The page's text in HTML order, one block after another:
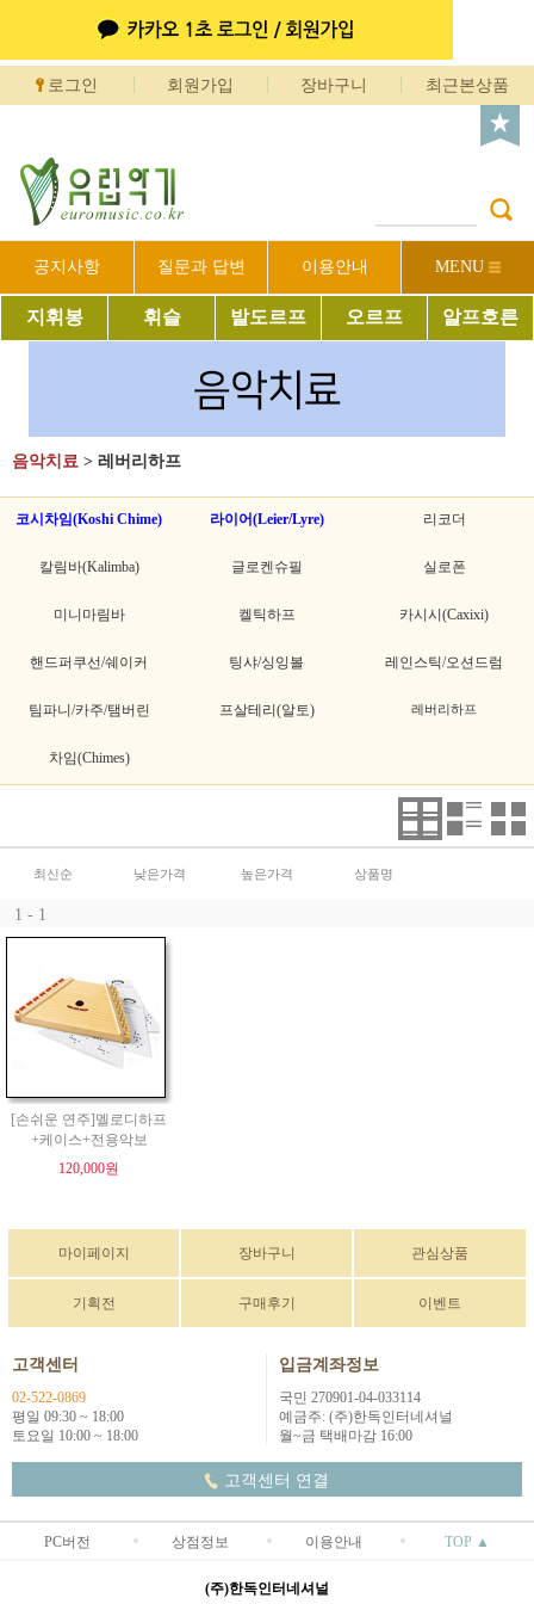
로그인 회원가입 장바구니 최근본상품
공지사항 질문과 답변 이용안내 MENU
지휘봉 휘슬 발도르프 오르프 알프호른
음악치료 > 레버리하프
코시차임(Koshi Chime) 라이어(Leier/Lyre) 리코더
칼림바(Kalimba) 글로켄슈필 실로폰
미니마림바 켈틱하프 카시시(Caxixi)
핸드퍼쿠선/쉐이커 팅샤/싱잉볼 레인스틱/오션드럼
팀파니/카주/탬버린 프살테리(알토) 레버리하프
차임(Chimes)
최신순 낮은가격 높은가격 상품명
1 - 1
[손쉬운 연주]멜로디하프
+케이스+전용악보
120,000원
마이페이지 장바구니 관심상품
기획전 구매후기 이벤트
고객센터
02-522-0869
평일 09:30 ~ 18:00
토요일 10:00 ~ 18:00
입금계좌정보
국민 270901-04-033114
예금주: (주)한독인터네셔널
월~금 택배마감 16:00
고객센터 연결
PC버전 상점정보 이용안내 TOP ▲
(주)한독인터네셔널